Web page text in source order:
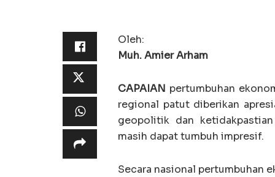
Oleh:
Muh. Amier Arham
CAPAIAN pertumbuhan
regional patut diberikan
geopolitik dan
masih dapat tumbuh impresif.
Secara nasional pertumbuhan